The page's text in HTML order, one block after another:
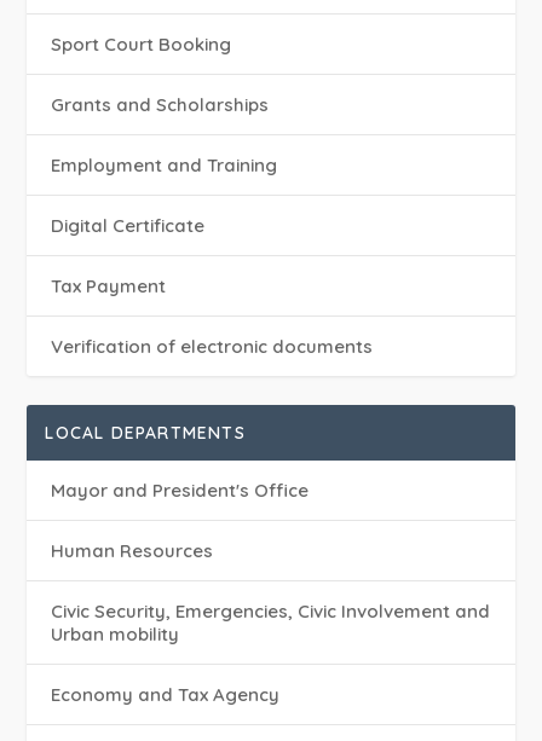
Sport Court Booking
Grants and Scholarships
Employment and Training
Digital Certificate
Tax Payment
Verification of electronic documents
LOCAL DEPARTMENTS
Mayor and President's Office
Human Resources
Civic Security, Emergencies, Civic Involvement and
Urban mobility
Economy and Tax Agency